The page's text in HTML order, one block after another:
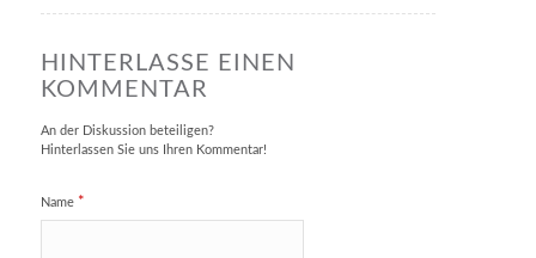
HINTERLASSE EINEN
KOMMENTAR
An der Diskussion beteiligen?
Hinterlassen Sie uns Ihren Kommentar!
Name *